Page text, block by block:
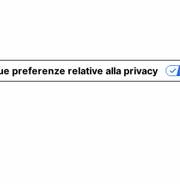
preferenze relative alla privacy